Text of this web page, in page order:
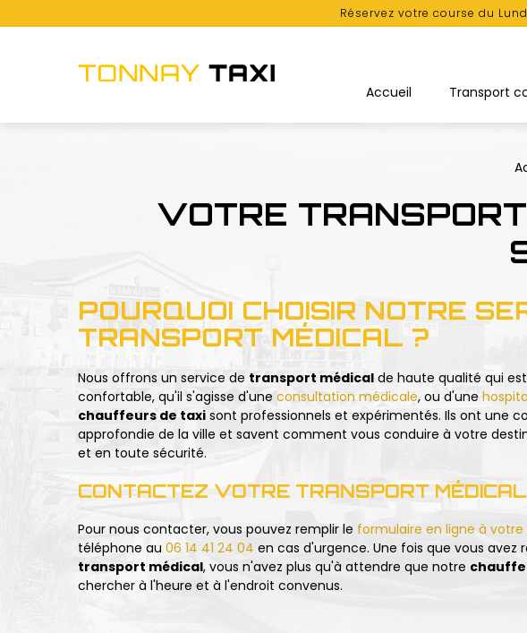
Réservez votre course du
Accueil Transport
VOTRE
POURQUOI CHOISIR NOTRE
TRANSPORT MÉDICAL ?
Nous offrons un service de transport médical de haute qualité qui
confortable, qu'il s'agisse d'une consultation médicale, ou d'une
chauffeurs de taxi sont professionnels et expérimentés. Ils ont une
approfondie de la ville et savent comment vous conduire à votre
et en toute sécurité.
CONTACTEZ VOTRE TRANSPORT MÉDICAL
Pour nous contacter, vous pouvez remplir le formulaire en ligne à votre
téléphone au 06 14 41 24 04 en cas d'urgence. Une fois que vous avez
transport médical, vous n'avez plus qu'à attendre que notre
chercher à l'heure et à l'endroit convenus.